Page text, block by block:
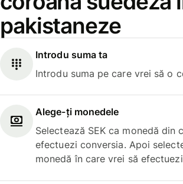
pakistaneze
Introdu suma ta
Introdu suma pe care vrei să o
Alege-ți monedele
Selectează SEK ca monedă din
efectuezi conversia. Apoi
monedă în care vrei să